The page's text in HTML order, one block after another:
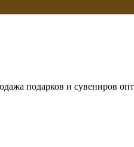
подарков и сувениров